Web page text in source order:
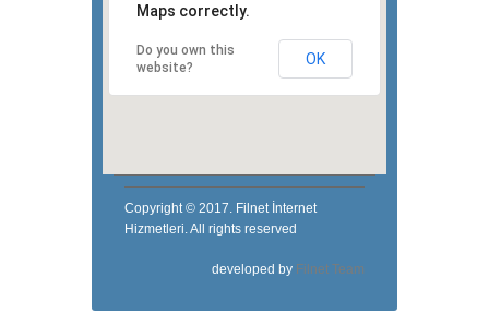
Maps correctly.
Do you own this
website?
OK
Copyright © 2017. Filnet İnternet
Hizmetleri. All rights reserved
developed by Filnet Team